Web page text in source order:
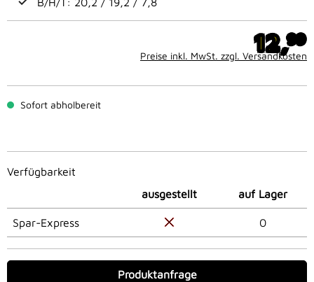
12,99
Preise inkl. MwSt. zzgl. Versandkosten
Sofort abholbereit
Verfügbarkeit
ausgestellt
auf Lager
Spar-Express 0
Produktanfrage